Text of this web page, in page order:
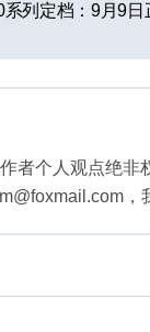
系列定档：9月9
者个人观点绝非
，